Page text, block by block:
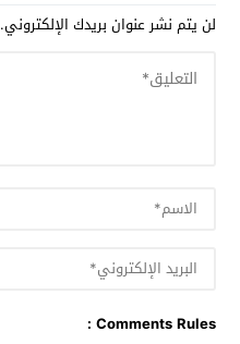
لن يتم نشر عنوان بريدك الإلكتروني.
Comments Rules :